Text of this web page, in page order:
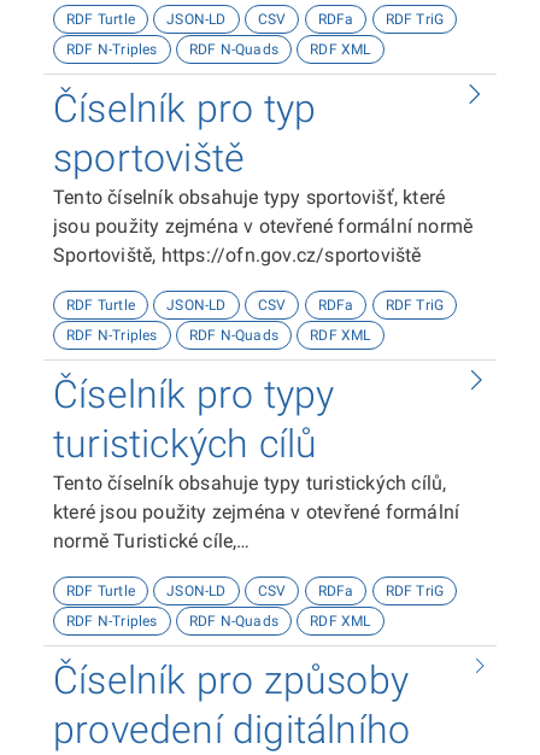
RDF Turtle JSON-LD CSV RDFa
RDF TriG
RDF N-Triples
RDF N-Quads RDF XML
Číselník pro typ
sportoviště
Tento číselník obsahuje typy sportovišť, které
jsou použity zejména v otevřené formální normě
Sportoviště, https://ofn.gov.cz/sportoviště
RDF Turtle JSON-LD CSV RDFa
RDF TriG
RDF N-Triples
RDF N-Quads RDF XML
Číselník pro typy
turistických cílů
Tento číselník obsahuje typy turistických cílů,
které jsou použity zejména v otevřené formální
normě Turistické cíle,
RDF Turtle JSON-LD CSV RDFa
RDF TriG
RDF N-Triples
RDF N-Quads RDF XML
Číselník pro způsoby
provedení digitálního